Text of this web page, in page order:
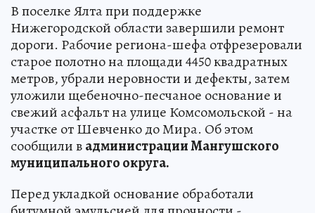
В поселке Ялта при поддержке
Нижегородской области завершили ремонт
дороги. Рабочие региона-шефа отфрезеровали
старое полотно на площади 4450 квадратных
метров, убрали неровности и дефекты, затем
уложили щебеночно-песчаное основание и
свежий асфальт на улице Комсомольской - на
участке от Шевченко до Мира. Об этом
сообщили вадминистрации Мангушского
муниципального округа.
Перед укладкой основание обработали